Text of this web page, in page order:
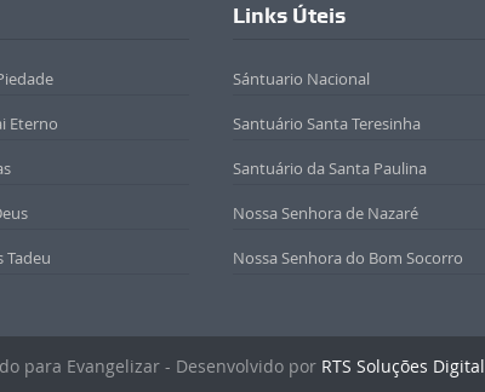
Eterno
Tadeu
Links Úteis
Sántuario Nacional
Santuário Santa Teresinha
Santuário da Santa Paulina
Nossa Senhora de Nazaré
Nossa Senhora do Bom Socorro
para Evangelizar - Desenvolvido por RTS Soluções Digital